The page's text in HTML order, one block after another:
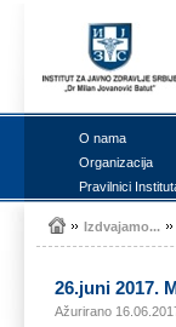
О nаmа
Оrgаnizаciја
Prаvilnici
Izdvајаmо...
26.јuni 2017.
Ažurirano